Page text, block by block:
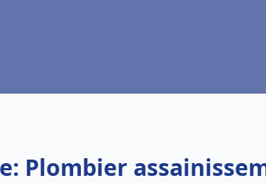
Plombier